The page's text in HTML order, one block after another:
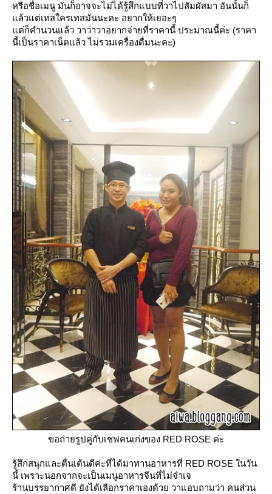
หรือชื่อเมนู มันก็อาจจะไม่ได้รู้สึกแบบที่วาไปสัมผัสมา อันนั้นก็
ล้วแต่เทสใครเทสมันนะคะ อยากให้เยอะๆ
ต่ก็คำนวนแล้ว วาว่าวาอยากจ่ายที่ราคานี้ ประมาณนี้ค่ะ (ราคา
นี้เป็นราคาเน็ตแล้ว ไม่รวมเครื่องดื่มนะคะ)
ขอถ่ายรูปคู่กับเชฟคนเก่งของ RED ROSE ค่ะ
รู้สึกสนุกและตื่นเต้นดีค่ะที่ได้มาทานอาหารที่ RED ROSE ในวัน
นี้ เพราะนอกจากจะเป็นเมนูอาหารจีนที่ไม่จำเจ
ร้านบรรยากาศดี ยังได้เลือกราคาเองด้วย วาแอบถามว่า คนส่วน